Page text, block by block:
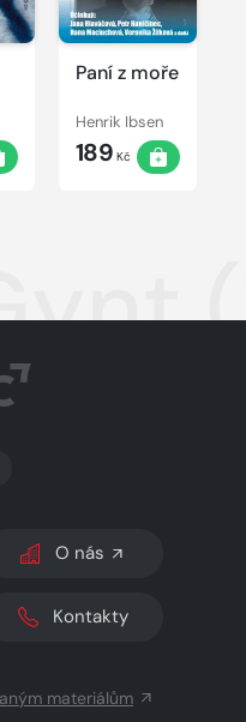
Paní z moře
Henrik Ibsen
189 Kč
SVĚTLÝ/TMAVÝ REŽIM
O nás
Kontakty
materiálům